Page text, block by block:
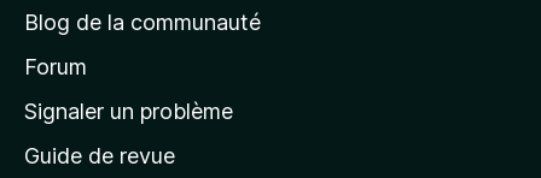
d
a
c
Blog de la communauté
Forum
Signaler un problème
Guide de revue